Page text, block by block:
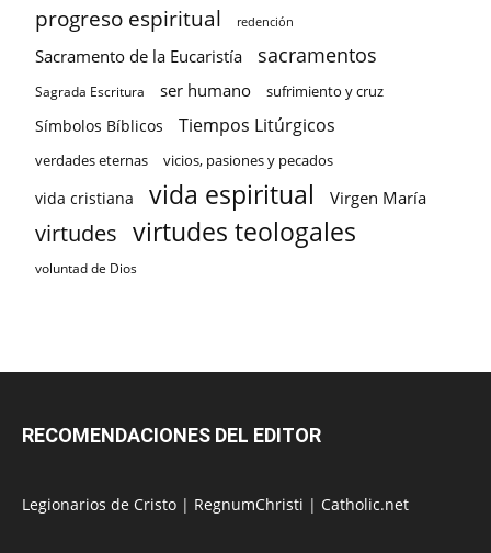
progreso espiritual redención
Sacramento de la Eucaristía sacramentos
Sagrada Escritura ser humano sufrimiento y cruz
Símbolos Bíblicos Tiempos Litúrgicos
verdades eternas vicios, pasiones y pecados
vida cristiana vida espiritual Virgen María
virtudes virtudes teologales
voluntad de Dios
RECOMENDACIONES DEL EDITOR
Legionarios de Cristo | RegnumChristi | Catholic.net